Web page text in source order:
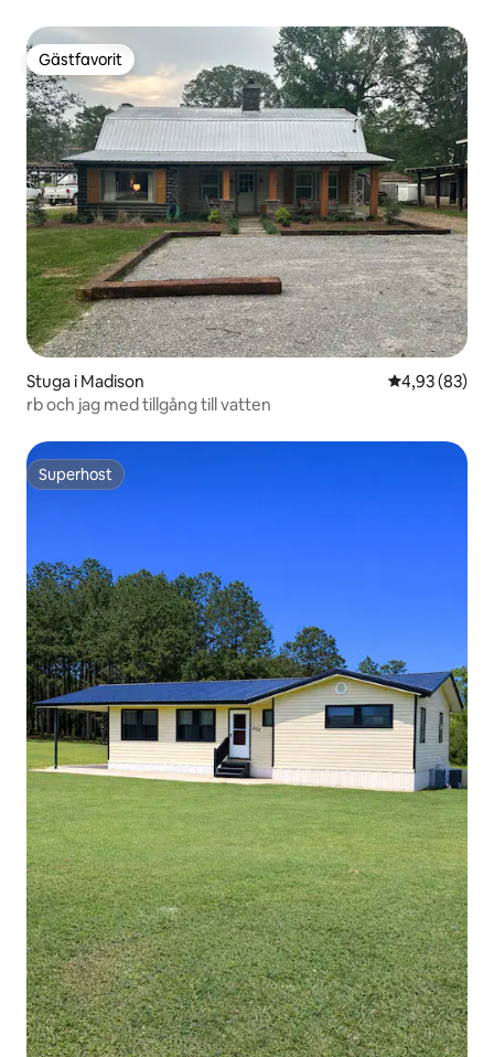
Gästfavorit
Gästfavorit
Stuga i Madison 4,93 av 5 i
4,93 (83)
rb och jag med tillgång till vatten
Superhost
Superhost